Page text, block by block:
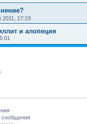
2011, 17:19
и алопеция
сообщения